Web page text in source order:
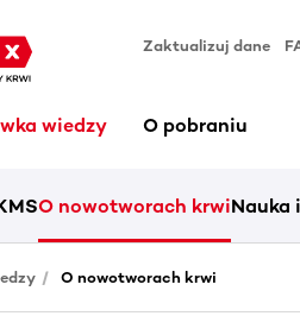
Zaktualizuj dane
wiedzy O pobraniu
O nowotworach krwiNauka
O nowotworach krwi